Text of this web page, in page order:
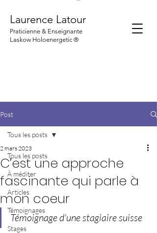
Laurence Latour
Praticienne & Enseignante
Laskow Holoenergetic ®
Post
Tous les posts
À méditer
Articles
Témoignages
Stages
Tous les posts
C’est une approche
fascinante qui parle à
mon coeur
2 mars 2023
Témoignage d'une stagiaire suisse